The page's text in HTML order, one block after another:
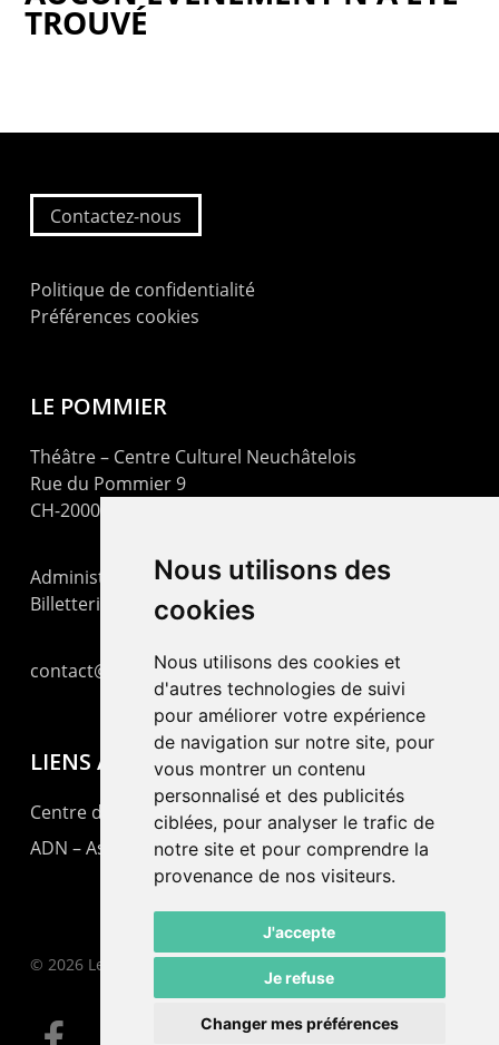
Nous utilisons des
cookies
Nous utilisons des cookies et
d'autres technologies de suivi
pour améliorer votre expérience
de navigation sur notre site, pour
vous montrer un contenu
personnalisé et des publicités
ciblées, pour analyser le trafic de
notre site et pour comprendre la
provenance de nos visiteurs.
J'accepte
Je refuse
Changer mes préférences
TROUVÉ
Contactez-nous
Politique de confidentialité
Préférences cookies
LE POMMIER
Théâtre – Centre Culturel Neuchâtelois
Rue du Pommier 9
CH-2000 Neuchâtel
Administration : +41 32 725 03 03
Billetterie : +41 32 725 05 05
contact@lepommier.ch
LIENS AMIS
Centre de culture ABC
ADN – Association Danse Neuchâtel
© 2026 Le Pommier.
facebook email